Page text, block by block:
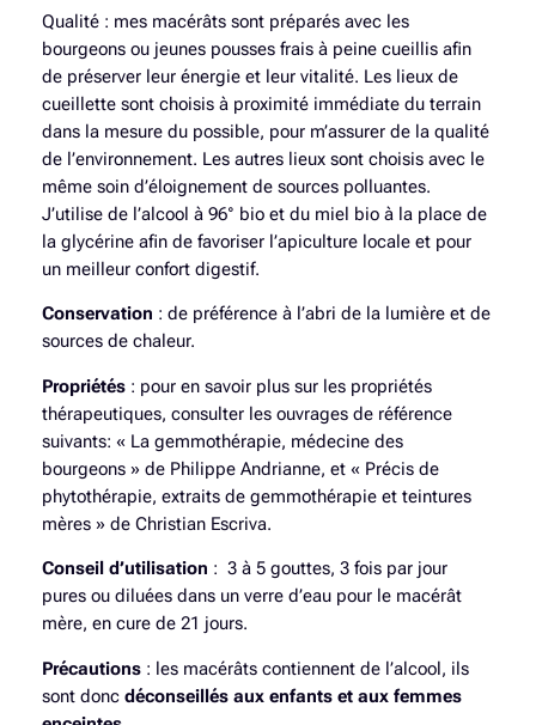
Qualité : mes macérâts sont préparés avec les
bourgeons ou jeunes pousses frais à peine cueillis afin
de préserver leur énergie et leur vitalité. Les lieux de
cueillette sont choisis à proximité immédiate du terrain
dans la mesure du possible, pour m’assurer de la qualité
de l’environnement. Les autres lieux sont choisis avec le
même soin d’éloignement de sources polluantes.
J’utilise de l’alcool à 96° bio et du miel bio à la place de
la glycérine afin de favoriser l’apiculture locale et pour
un meilleur confort digestif.
Conservation : de préférence à l’abri de la lumière et de
sources de chaleur.
Propriétés: pour en savoir plus sur les propriétés
thérapeutiques, consulter les ouvrages de référence
suivants: « La gemmothérapie, médecine des
bourgeons » de Philippe Andrianne, et « Précis de
phytothérapie, extraits de gemmothérapie et teintures
mères » de Christian Escriva.
Conseil d’utilisation : 3 à 5 gouttes, 3 fois par jour
pures ou diluées dans un verre d’eau pour le macérât
mère, en cure de 21 jours.
Précautions: les macérâts contiennent de l’alcool, ils
sont donc déconseillés aux enfants et aux femmes